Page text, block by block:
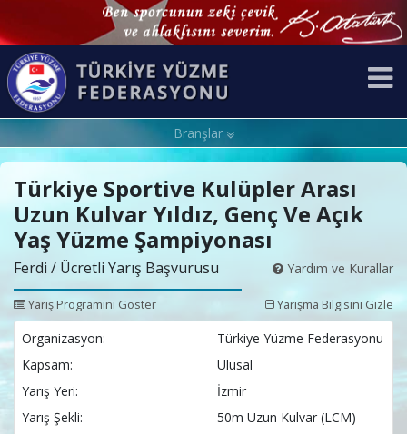
Branşlar
Türkiye Sportive Kulüpler Arası
Uzun Kulvar Yıldız, Genç Ve Açık
Yaş Yüzme Şampiyonası
Ferdi / Ücretli Yarış Başvurusu Yardım ve Kurallar
Yarış Programını Göster Yarışma Bilgisini Gizle
Organizasyon:
Türkiye Yüzme Federasyonu
Kapsam:
Ulusal
Yarış Yeri:
İzmir
Yarış Şekli:
50m Uzun Kulvar (LCM)